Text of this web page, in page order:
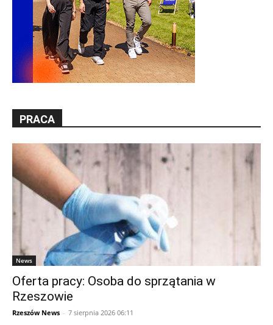
PRACA
News
Oferta pracy: Osoba do sprzątania w
Rzeszowie
Rzeszów News - 7 sierpnia 2026 06:11